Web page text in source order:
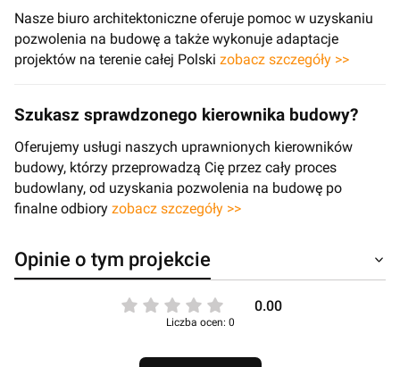
Nasze biuro architektoniczne oferuje pomoc w uzyskaniu
pozwolenia na budowę a także wykonuje adaptacje
projektów na terenie całej Polski zobacz szczegóły >>
Szukasz sprawdzonego kierownika budowy?
Oferujemy usługi naszych uprawnionych kierowników
budowy, którzy przeprowadzą Cię przez cały proces
budowlany, od uzyskania pozwolenia na budowę po
finalne odbiory zobacz szczegóły >>
Opinie o tym projekcie
0.00
Liczba ocen: 0